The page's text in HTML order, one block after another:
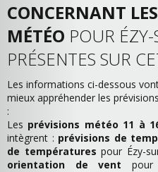
CONCERNANT
MÉTÉO POUR
PRÉSENTES SUR
Les informations ci-dessous
mieux appréhender les
:
Les prévisions météo 11 à
intègrent : prévisions de
de températures pour Ézy-
orientation de vent pour